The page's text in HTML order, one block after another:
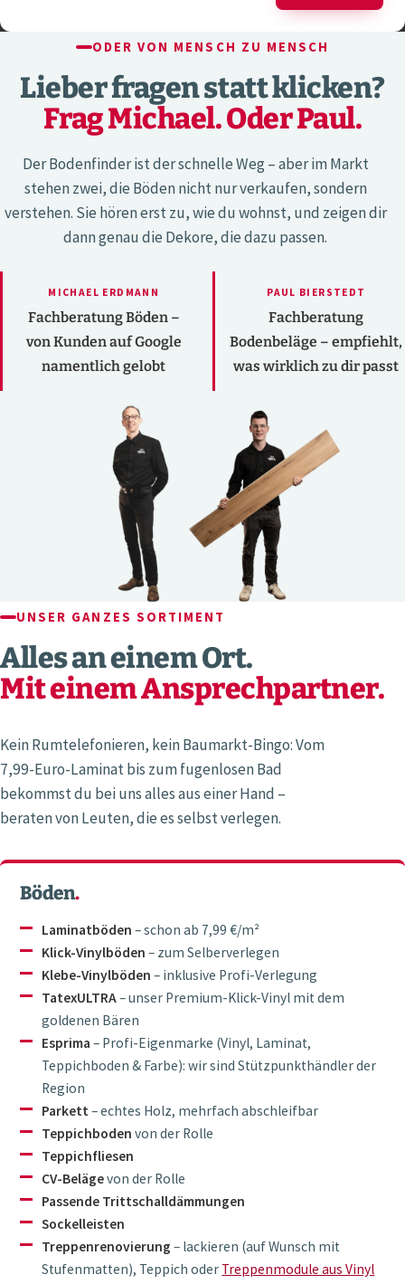
ODER VON MENSCH ZU MENSCH
Lieber fragen statt klicken?
Frag Michael. Oder Paul.
Der Bodenfinder ist der schnelle Weg – aber im Markt
stehen zwei, die Böden nicht nur verkaufen, sondern
verstehen. Sie hören erst zu, wie du wohnst, und zeigen dir
dann genau die Dekore, die dazu passen.
MICHAEL ERDMANN
Fachberatung Böden –
von Kunden auf Google
namentlich gelobt
PAUL BIERSTEDT
Fachberatung
Bodenbeläge – empfiehlt,
was wirklich zu dir passt
UNSER GANZES SORTIMENT
Alles an einem Ort.
Mit einem Ansprechpartner.
Kein Rumtelefonieren, kein Baumarkt-Bingo: Vom
7,99-Euro-Laminat bis zum fugenlosen Bad
bekommst du bei uns alles aus einer Hand –
beraten von Leuten, die es selbst verlegen.
Böden.
Laminatböden – schon ab 7,99 €/m²
Klick-Vinylböden – zum Selberverlegen
Klebe-Vinylböden – inklusive Profi-Verlegung
TatexULTRA– unser Premium-Klick-Vinyl mit dem
goldenen Bären
Esprima – Profi-Eigenmarke (Vinyl, Laminat,
Teppichboden & Farbe): wir sind Stützpunkthändler der
Region
Parkett – echtes Holz, mehrfach abschleifbar
Teppichboden von der Rolle
Teppichfliesen
CV-Belägevon der Rolle
Passende Trittschalldämmungen
Sockelleisten
Treppenrenovierung – lackieren (auf Wunsch mit
Stufenmatten), Teppich oder Treppenmodule aus Vinyl